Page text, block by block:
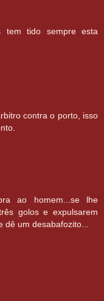
tem tido sempre esta
contra o porto, isso
ao homem...se lhe
golos e expulsarem
um desabafozito...